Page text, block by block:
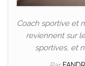
Coach sportive et
reviennent sur
sportives, et